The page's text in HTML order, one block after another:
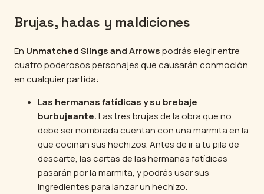
Brujas, hadas y maldiciones
En Unmatched Slings and Arrowspodrás elegir entre
cuatro poderosos personajes que causarán conmoción
en cualquier partida:
Las hermanas fatídicas y su brebaje
burbujeante.Las tres brujas de la obra que no
debe ser nombrada cuentan con una marmita en la
que cocinan sus hechizos. Antes de ir a tu pila de
descarte, las cartas de las hermanas fatídicas
pasarán por la marmita, y podrás usar sus
ingredientes para lanzar un hechizo.